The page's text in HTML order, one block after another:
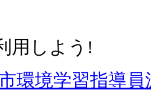
用しよう!
環境学習指導員